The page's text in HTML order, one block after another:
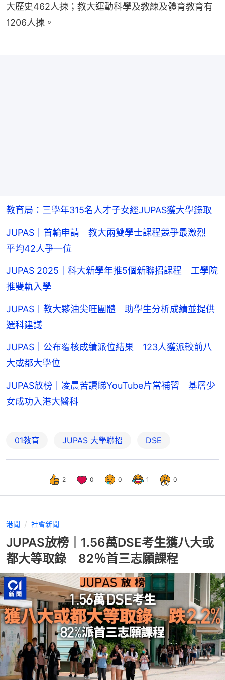
大歷史462人揀；教大運動科學及教練及體育教育有
1206人揀。
教育局：三學年315名人才子女經JUPAS獲大學錄取
JUPAS｜首輪申請 教大兩雙學士課程競爭最激烈
平均42人爭一位
JUPAS 2025｜科大新學年推5個新聯招課程 工學院
推雙軌入學
JUPAS︱教大夥油尖旺團體 助學生分析成績並提供
選科建議
JUPAS｜公布覆核成績派位結果 123人獲派較前八
大或都大學位
JUPAS放榜｜凌晨苦讀睇YouTube片當補習 基層少
女成功入港大醫科
01教育 JUPAS 大學聯招 DSE
2 0 0 1 0
港聞 社會新聞
JUPAS放榜｜1.56萬DSE考生獲八大或
都大等取錄 82％首三志願課程